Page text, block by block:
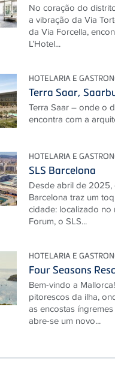
No coração do
a vibração da Via
da Via Forcella,
L’Hotel...
HOTELARIA E
Terra Saar,
Terra Saar – onde o
encontra com a
HOTELARIA E
SLS Barcelona
Desde abril de 2025,
Barcelona traz um
cidade: localizado
Forum, o SLS...
HOTELARIA E
Four Seasons
Bem-vindo a
pitorescos da ilha,
as encostas
abre-se um novo...